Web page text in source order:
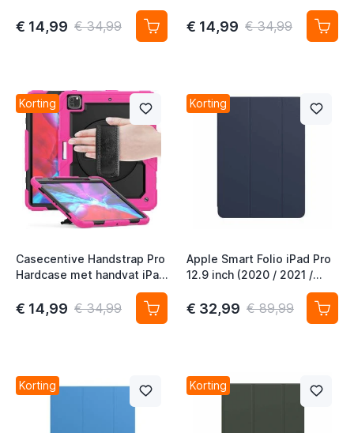
Pro 12.9" 2022 / 2021 /
2020 / 2018 blauw
€ 14,99 € 34,99
Pro 12.9" 2022 / 2021 /
2020 / 2018 groen
€ 14,99 € 34,99
Korting
Casecentive Handstrap Pro
Hardcase met handvat iPad
Pro 12.9" 2022 / 2021 /
2020 / 2018 roze
€ 14,99 € 34,99
Korting
Apple Smart Folio iPad Pro
12.9 inch (2020 / 2021 /
€ 32,99 € 89,99
Korting Korting